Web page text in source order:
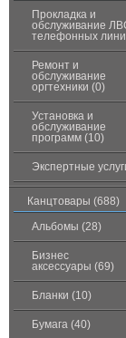
Прокладка и
обслуживание
телефонных
Ремонт и
обслуживание
оргтехники (0)
Установка и
обслуживание
программ (10)
Экспертные
Канцтовары (688)
Альбомы (28)
Бизнес
аксессуары (69)
Бланки (10)
Бумага (40)